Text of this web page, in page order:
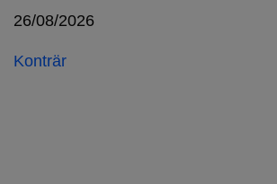
26/08/2026
Konträr